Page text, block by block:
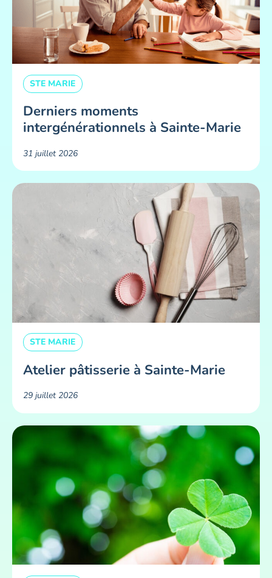
STE MARIE
Derniers moments
intergénérationnels à Sainte-Marie
31 juillet 2026
STE MARIE
Atelier pâtisserie à Sainte-Marie
29 juillet 2026